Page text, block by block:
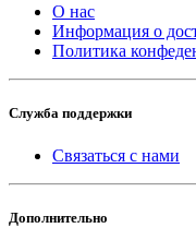
О нас
Информация о
Политика
Служба поддержки
Связаться с нами
Дополнительно